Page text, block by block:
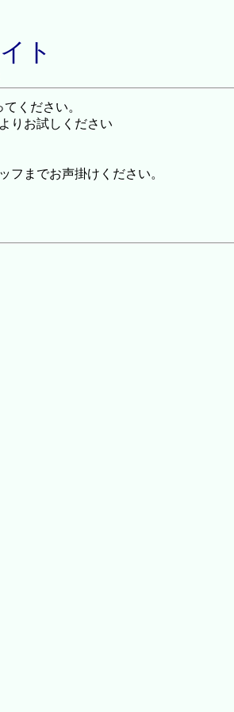
ト
ください。
りお試しください
フまでお声掛けください。